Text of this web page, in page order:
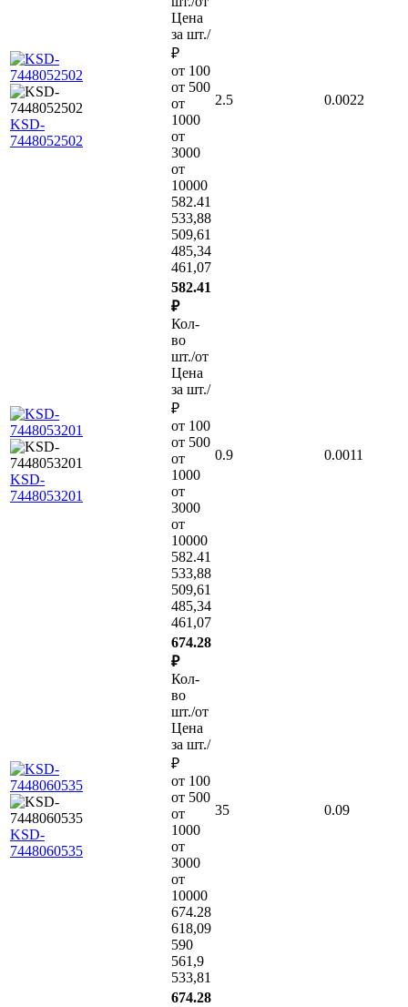
KSD-
7448052502
Цена
за шт./
₽
от 100
от 500
от
1000
от
3000
от
10000
582.41
533,88
509,61
485,34
461,07
2.5 0.0022
KSD-
7448053201
582.41
₽
Кол-
во
шт./от
Цена
за шт./
₽
от 100
от 500
от
1000
от
3000
от
10000
582.41
533,88
509,61
485,34
461,07
0.9 0.0011
KSD-
7448060535
674.28
₽
Кол-
во
шт./от
Цена
за шт./
₽
от 100
от 500
от
1000
от
3000
от
10000
674.28
618,09
590
561,9
533,81
35 0.09
674.28